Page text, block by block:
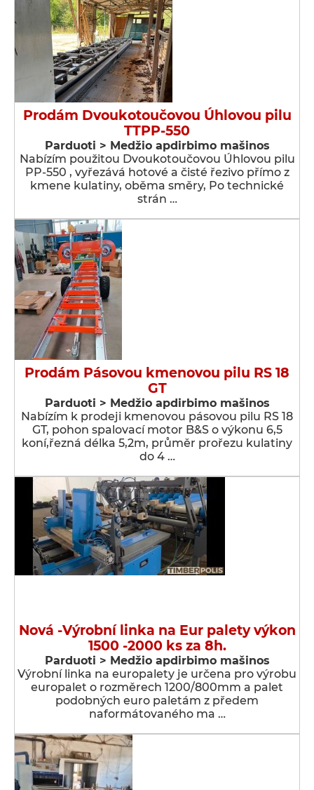
Prodám Dvoukotoučovou Úhlovou pilu
TTPP-550
Parduoti > Medžio apdirbimo mašinos
Nabízím použitou Dvoukotoučovou Úhlovou pilu
PP-550 , vyřezává hotové a čisté řezivo přímo z
kmene kulatiny, oběma směry, Po technické
strán …
Prodám Pásovou kmenovou pilu RS 18
GT
Parduoti > Medžio apdirbimo mašinos
Nabízím k prodeji kmenovou pásovou pilu RS 18
GT, pohon spalovací motor B&S o výkonu 6,5
koní,řezná délka 5,2m, průměr prořezu kulatiny
do 4 …
Nová -Výrobní linka na Eur palety výkon
1500 -2000 ks za 8h.
Parduoti > Medžio apdirbimo mašinos
Výrobní linka na europalety je určena pro výrobu
europalet o rozměrech 1200/800mm a palet
podobných euro paletám z předem
naformátovaného ma …